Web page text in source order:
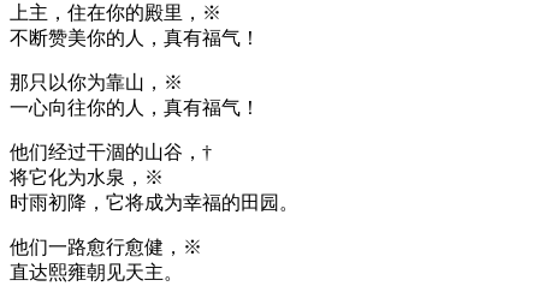
上主，住在你的殿里，※
不断赞美你的人，真有福气！
那只以你为靠山，※
一心向往你的人，真有福气！
他们经过干涸的山谷，†
将它化为水泉，※
时雨初降，它将成为幸福的田园。
他们一路愈行愈健，※
直达熙雍朝见天主。